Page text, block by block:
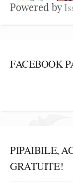
Powered by
FACEBOOK
PIPAIBILE,
GRATUITE!